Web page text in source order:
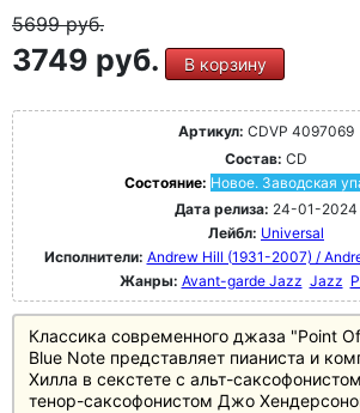
5699руб.
3749 руб. В корзину
Артикул: CDVP 4097069
Состав: CD
Состояние: Новое. Заводская
Дата релиза: 24-01-2024
Лейбл: Universal
Исполнители: Andrew Hill (1931-2007) /
Жанры: Avant-garde Jazz Jazz
Классика современного джаза "Point
Blue Note представляет пианиста и
Хилла в секстете с альт-
тенор-саксофонистом Джо